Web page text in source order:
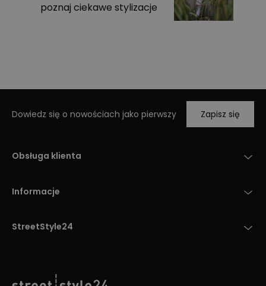
poznaj ciekawe stylizacje
Dowiedz się o nowościach jako pierwszy Zapisz się
Obsługa klienta
Informacje
StreetStyle24